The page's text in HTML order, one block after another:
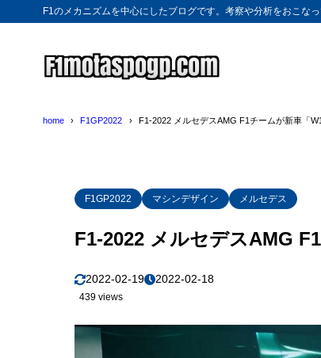
F1のメカニズムを中心にしたブログです。考察や分析をおこなっ
home F1GP2022 F1-2022 メルセデスAMG F1チームが新車「
F1GP2022 マシンデザイン メルセデス
F1-2022 メルセデスAMG
2022-02-19 2022-02-18
439 views